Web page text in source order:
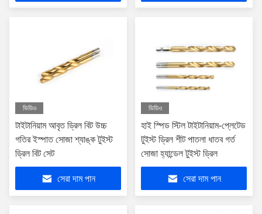
ভিডিও
টাইটানিয়াম আবৃত ড্রিল বিট উচ্চ
গতির ইস্পাত সোজা শ্যাঙ্ক টুইস্ট
ড্রিল বিট সেট
সেরা দাম পান
ভিডিও
হাই স্পিড স্টিল টাইটানিয়াম-প্লেটেড
টুইস্ট ড্রিল শীট পাতলা ধাতব গর্ত
সোজা হ্যান্ডেল টুইস্ট ড্রিল
সেরা দাম পান